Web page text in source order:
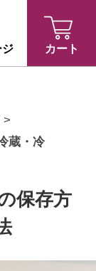
ジ カート
蔵・冷
保存方